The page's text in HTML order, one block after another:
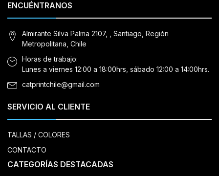
ENCUÉNTRANOS
Almirante Silva Palma 2107, , Santiago, Región
Metropolitana, Chile
Horas de trabajo:
Lunes a viernes 12:00 a 18:00hrs, sábado 12:00 a 14:00hrs.
catprintchile@gmail.com
SERVICIO AL CLIENTE
TALLAS / COLORES
CONTACTO
CATEGORÍAS DESTACADAS